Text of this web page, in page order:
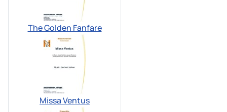
The Golden Fanfare
Missa Ventus